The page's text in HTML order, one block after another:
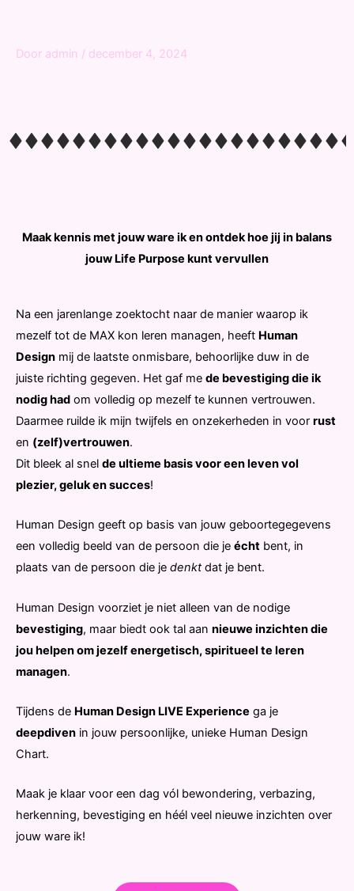
Door admin / december 4, 2024
Maak kennis met jouw ware ik en ontdek hoe jij in balans
jouw Life Purpose kunt vervullen
Na een jarenlange zoektocht naar de manier waarop ik
mezelf tot de MAX kon leren managen, heeft Human
Design mij de laatste onmisbare, behoorlijke duw in de
juiste richting gegeven. Het gaf me de bevestiging die ik
nodig had om volledig op mezelf te kunnen vertrouwen.
Daarmee ruilde ik mijn twijfels en onzekerheden in voor rust
en (zelf)vertrouwen.
Dit bleek al snel de ultieme basis voor een leven vol
plezier, geluk en succes!
Human Design geeft op basis van jouw geboortegegevens
een volledig beeld van de persoon die je écht bent, in
plaats van de persoon die je denktdat je bent.
Human Design voorziet je niet alleen van de nodige
bevestiging, maar biedt ook tal aan nieuwe inzichten die
jou helpen om jezelf energetisch, spiritueel te leren
managen.
Tijdens de Human Design LIVE Experience ga je
deepdiven in jouw persoonlijke, unieke Human Design
Chart.
Maak je klaar voor een dag vól bewondering, verbazing,
herkenning, bevestiging en héél veel nieuwe inzichten over
jouw ware ik!